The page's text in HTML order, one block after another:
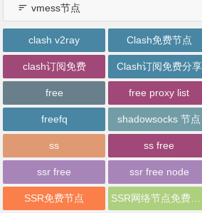
vmess节点
clash v2ray Clash免费节点
clash订阅免费 Clash订阅免费分享
free free proxy list
freefq shadowsocks 节点
ss ss free
ssr free ssr free node
SSR免费节点